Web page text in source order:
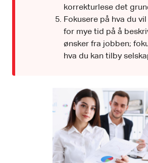
korrekturlese det
Fokusere på hva du
for mye tid på å
ønsker fra jobben;
hva du kan tilby